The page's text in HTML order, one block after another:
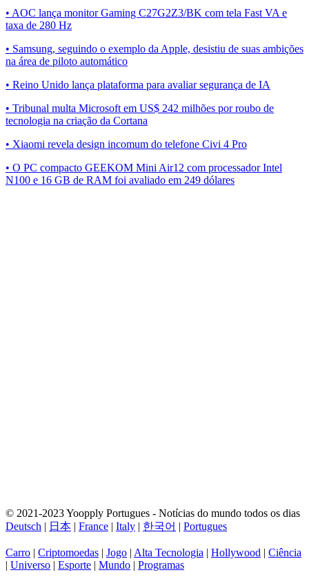
• AOC lança monitor Gaming C27G2Z3/BK com tela Fast VA e
taxa de 280 Hz
• Samsung, seguindo o exemplo da Apple, desistiu de suas ambições
na área de piloto automático
• Reino Unido lança plataforma para avaliar segurança de IA
• Tribunal multa Microsoft em US$ 242 milhões por roubo de
tecnologia na criação da Cortana
• Xiaomi revela design incomum do telefone Civi 4 Pro
• O PC compacto GEEKOM Mini Air12 com processador Intel
N100 e 16 GB de RAM foi avaliado em 249 dólares
© 2021-2023 Yoopply Portugues - Notícias do mundo todos os dias
Deutsch | 日本 | France | Italy | 한국어 | Portugues
Carro | Criptomoedas | Jogo | Alta Tecnologia | Hollywood | Ciência
| Universo | Esporte | Mundo | Programas